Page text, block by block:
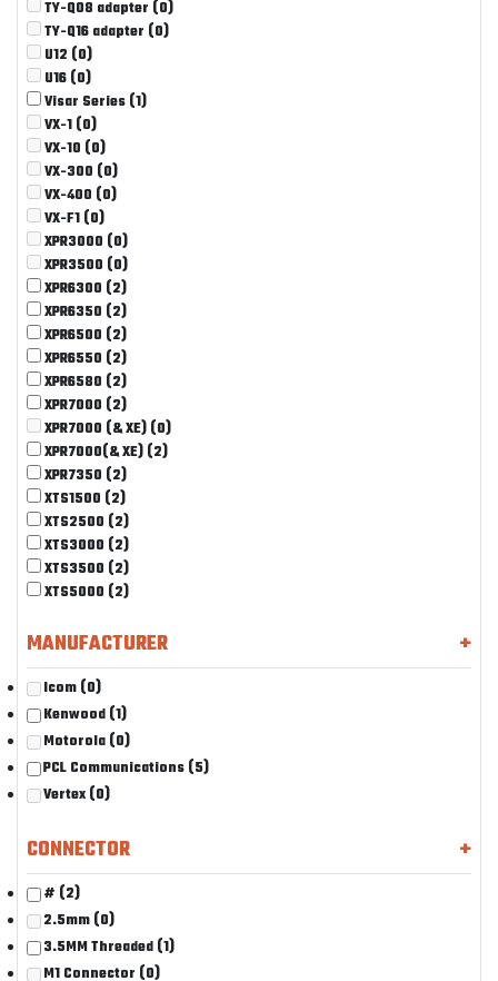
TY-Q08 adapter (0)
TY-Q16 adapter (0)
U12 (0)
U16 (0)
Visar Series (1)
VX-1 (0)
VX-10 (0)
VX-300 (0)
VX-400 (0)
VX-F1 (0)
XPR3000 (0)
XPR3500 (0)
XPR6300 (2)
XPR6350 (2)
XPR6500 (2)
XPR6550 (2)
XPR6580 (2)
XPR7000 (2)
XPR7000 (& XE) (0)
XPR7000(& XE) (2)
XPR7350 (2)
XTS1500 (2)
XTS2500 (2)
XTS3000 (2)
XTS3500 (2)
XTS5000 (2)
MANUFACTURER +
Icom (0)
Kenwood (1)
Motorola (0)
PCL Communications (5)
Vertex (0)
CONNECTOR +
# (2)
2.5mm (0)
3.5MM Threaded (1)
M1 Connector (0)